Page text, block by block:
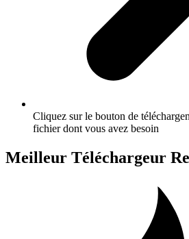
Cliquez sur le bouton de
fichier dont vous avez besoin
Meilleur Téléchargeur